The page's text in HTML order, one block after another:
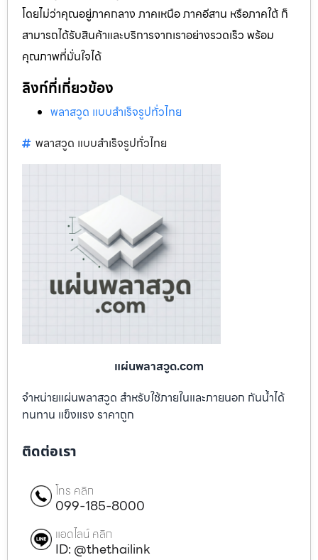
โดยไม่ว่าคุณอยู่ภาคกลาง ภาคเหนือ ภาคอีสาน หรือภาคใต้ ก็
สามารถได้รับสินค้าและบริการจากเราอย่างรวดเร็ว พร้อม
คุณภาพที่มั่นใจได้
ลิงก์ที่เกี่ยวข้อง
พลาสวูด แบบสำเร็จรูปทั่วไทย
พลาสวูด แบบสำเร็จรูปทั่วไทย
แผ่นพลาสวูด.com
จำหน่ายแผ่นพลาสวูด สำหรับใช้ภายในและภายนอก กันน้ำได้
ทนทาน แข็งแรง ราคาถูก
ติดต่อเรา
โทร คลิก
099-185-8000
แอดไลน์ คลิก
ID: @thethailink